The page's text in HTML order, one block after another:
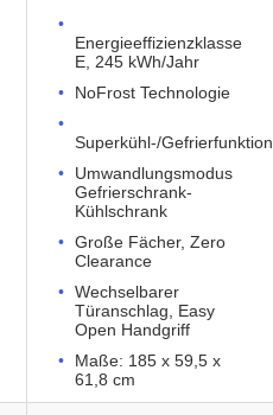
Energieeffizienzklasse
E, 245 kWh/Jahr
NoFrost Technologie
Superkühl-/Gefrierfunktion
Umwandlungsmodus
Gefrierschrank-
Kühlschrank
Große Fächer, Zero
Clearance
Wechselbarer
Türanschlag, Easy
Open Handgriff
Maße: 185 x 59,5 x
61,8 cm